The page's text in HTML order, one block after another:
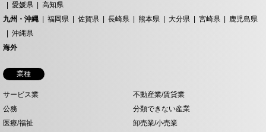
愛媛県
高知県
九州・沖縄
福岡県 佐賀県 長崎県 熊本県 大分県 宮崎県
鹿児島県
沖縄県
海外
業種
サービス業
不動産業/賃貸業
公務
分類できない産業
医療/福祉
卸売業/小売業